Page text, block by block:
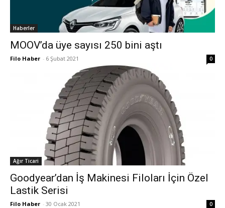
Haberler
MOOV’da üye sayısı 250 bini aştı
Filo Haber - 6 Şubat 2021 0
Ağır Ticari
Goodyear’dan İş Makinesi Filoları İçin Özel
Lastik Serisi
Filo Haber - 30 Ocak 2021 0